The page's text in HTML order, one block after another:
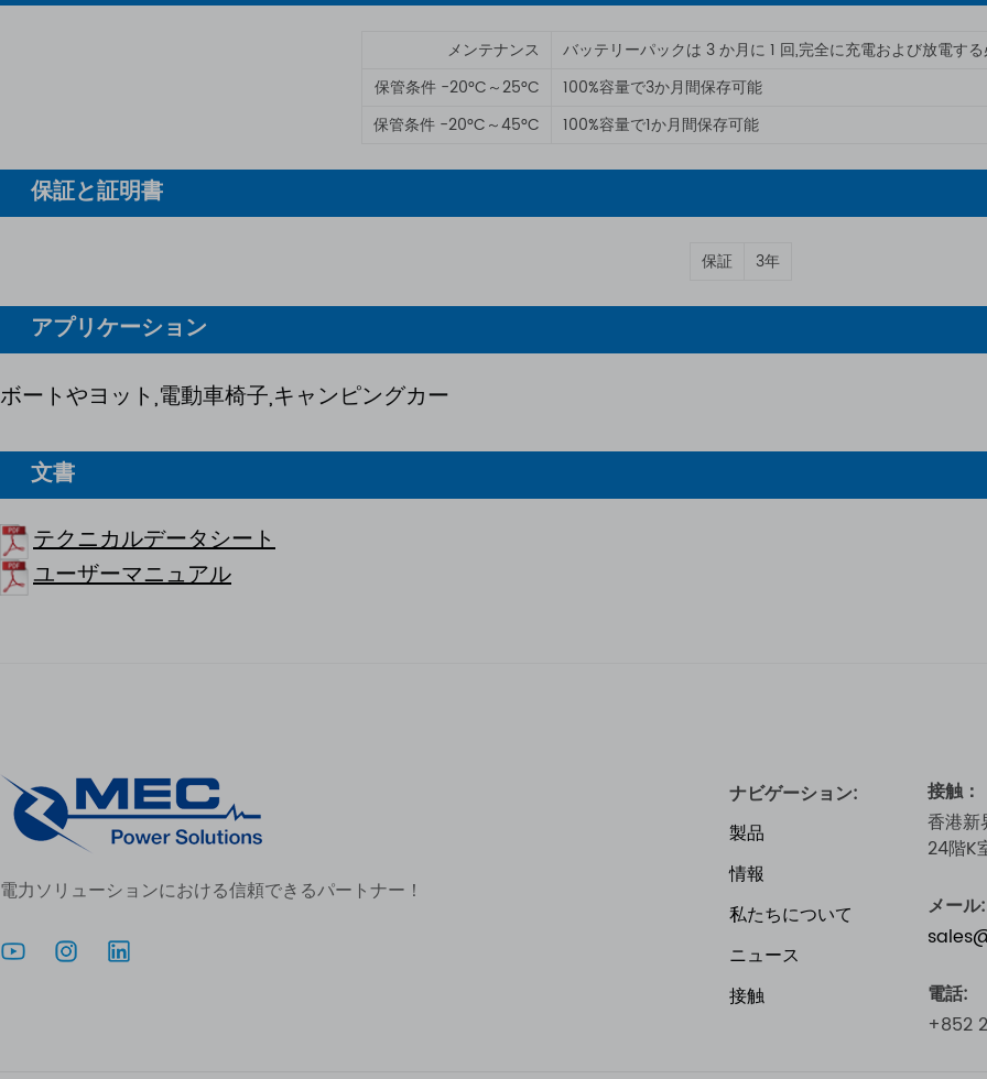
メンテナンス
バッテリーパックは 3 か月に 1 回,完全に充電および放電する
保管条件 -20°C～25°C
100%容量で3か月間保存可能
保管条件 -20°C～45°C
100%容量で1か月間保存可能
保証と証明書
保証 3年
アプリケーション
ボートやヨット,電動車椅子,キャンピングカー
文書
テクニカルデータシート
ユーザーマニュアル
電力ソリューションにおける信頼できるパートナー！
ナビゲーション:
製品
情報
私たちについて
ニュース
接触
接触：
香港新
24階K
メール:
電話:
+852